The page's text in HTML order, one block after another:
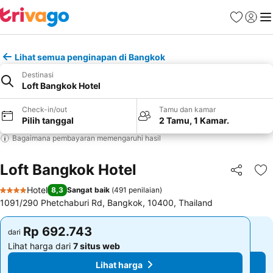
FavoritLogin
Lihat semua penginapan di Bangkok
Destinasi
Loft Bangkok Hotel
Check-in/out
Pilih tanggal
Tamu dan kamar
2 Tamu, 1 Kamar.
Bagaimana pembayaran memengaruhi hasil
Loft Bangkok Hotel Bagikan
4 Bintang
Hotel 8,3 Sangat baik (491 penilaian)
1091/290 Phetchaburi Rd, Bangkok, 10400, Thailand
dari Rp 692.743
Lihat harga dari 7 situs web
Lihat harga
dari Rp 692.743
Lihat harga dari 7 situs web
Lihat harga